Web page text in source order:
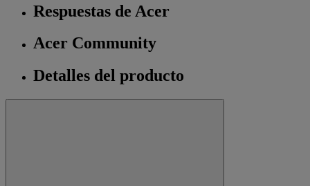
Respuestas de Acer
Acer Community
Detalles del producto